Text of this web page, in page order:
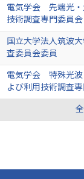
電気学会 先端光・
技術調査専門委員会
国立大学法人筑波
査委員会委員
電気学会 特殊光波
よび利用技術調査